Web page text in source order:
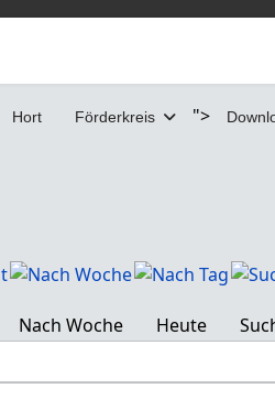
Hort Förderkreis ">
Nach Woche Heute